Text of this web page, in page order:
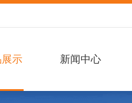
示 新闻中心